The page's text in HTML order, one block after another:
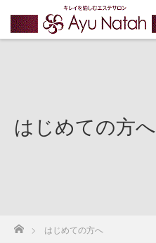
はじめての方へ
はじめての方へ